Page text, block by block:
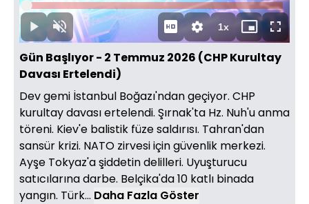
DuraklatSesi
Aç
Süre
Yüklendi:
0.13%
1xOynatma
Hızı
Mini
oynatıcı
Tam
Ekran
Gün Başlıyor - 2 Temmuz 2026 (CHP Kurultay
Davası Ertelendi)
Dev gemi İstanbul Boğazı'ndan geçiyor. CHP
kurultay davası ertelendi. Şırnak'ta Hz. Nuh'u anma
töreni. Kiev'e balistik füze saldırısı. Tahran'dan
sansür krizi. NATO zirvesi için güvenlik merkezi.
Ayşe Tokyaz'a şiddetin delilleri. Uyuşturucu
satıcılarına darbe. Belçika'da 10 katlı binada
yangın. Türk... Daha Fazla Göster